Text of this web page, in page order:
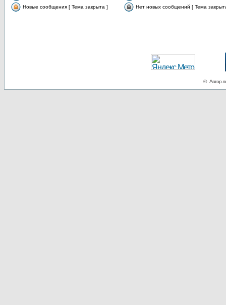
Новые сообщения [ Тема закрыта ] Нет новых сообщений [ Тема
© Автор